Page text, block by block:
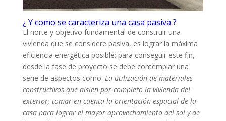
¿ Y como se caracteriza una casa pasiva ?
El norte y objetivo fundamental de construir una
vivienda que se considere pasiva, es lograr la máxima
eficiencia energética posible; para conseguir este fin,
desde la fase de proyecto se debe contemplar una
serie de aspectos como: La utilización de materiales
constructivos que aíslen por completo la vivienda del
exterior; tomar en cuenta la orientación espacial de la
casa para lograr el mayor aprovechamiento del sol y de